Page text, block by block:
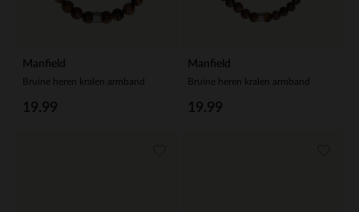
Manfield
Bruine heren kralen armband
19.99
Manfield
Bruine heren kralen armband
19.99